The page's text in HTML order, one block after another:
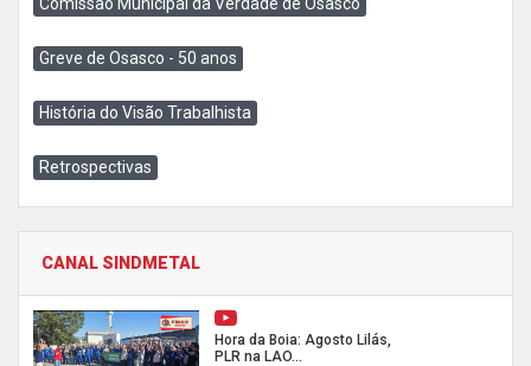
Greve de Osasco - 50 anos
História do Visão Trabalhista
Retrospectivas
CANAL SINDMETAL
Hora da Boia: Agosto Lilás,
PLR na LAO...